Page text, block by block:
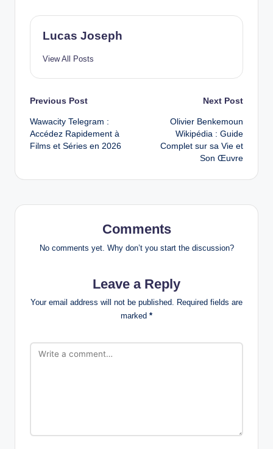
Lucas Joseph
View All Posts
Post
navigation
Previous Post
Wawacity Telegram :
Accédez Rapidement à
Films et Séries en 2026
Next Post
Olivier Benkemoun
Wikipédia : Guide
Complet sur sa Vie et
Son Œuvre
Comments
No comments yet. Why don’t you start the discussion?
Leave a Reply
Your email address will not be published. Required fields are
marked *